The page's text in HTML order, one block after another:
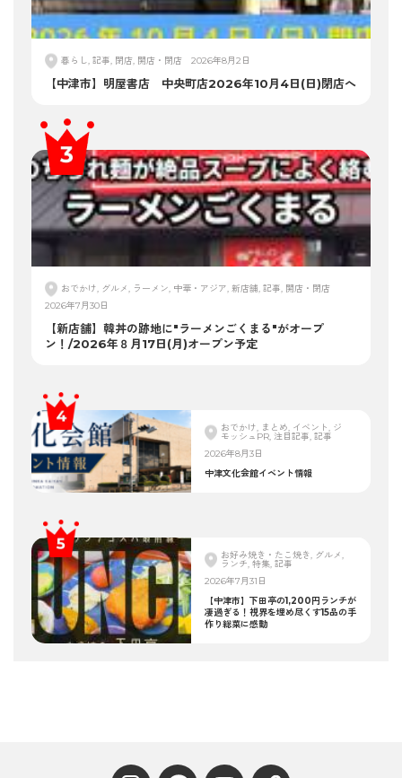
暮らし, 記事, 閉店, 開店・閉店 2026年8月2日
【中津市】明屋書店 中央町店2026年10月4日(日)閉店へ
おでかけ, グルメ, ラーメン, 中華・アジア, 新店舗, 記事, 開店・閉店
2026年7月30日
【新店舗】韓丼の跡地に"ラーメンごくまる"がオープ
ン！/2026年８月17日(月)オープン予定
おでかけ, まとめ, イベント, ジ
モッシュPR, 注目記事, 記事
2026年8月3日
中津文化会館イベント情報
お好み焼き・たこ焼き, グルメ,
ランチ, 特集, 記事
2026年7月31日
【中津市】下田亭の1,200円ランチが
凄過ぎる！視界を埋め尽くす15品の手
作り総菜に感動